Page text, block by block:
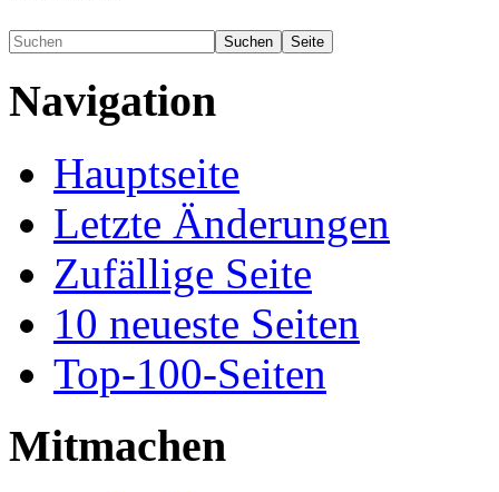
Navigation
Hauptseite
Letzte Änderungen
Zufällige Seite
10 neueste Seiten
Top-100-Seiten
Mitmachen